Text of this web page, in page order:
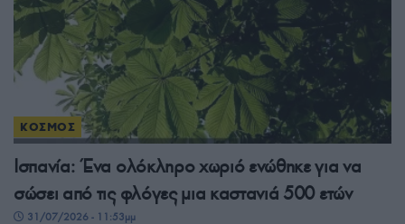
ΚΟΣΜΟΣ
Ισπανία: Ένα ολόκληρο χωριό ενώθηκε για να
σώσει από τις φλόγες μια καστανιά 500 ετών
31/07/2026 - 11:53μμ